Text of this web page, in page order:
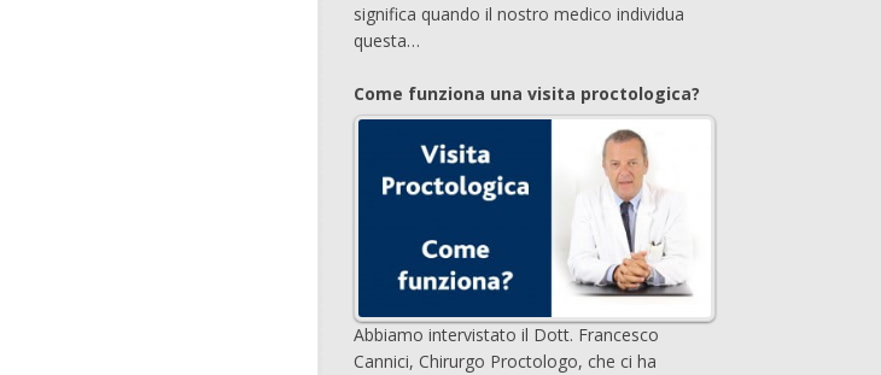
significa quando il nostro medico individua
questa…
Come funziona una visita proctologica?
Abbiamo intervistato il Dott. Francesco
Cannici, Chirurgo Proctologo, che ci ha